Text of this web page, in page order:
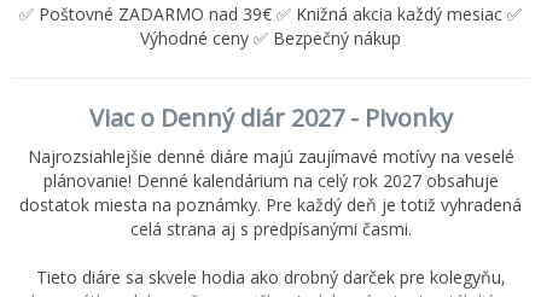
✅ Poštovné ZADARMO nad 39€ ✅ Knižná akcia každý mesiac ✅
Výhodné ceny ✅ Bezpečný nákup
Viac o Denný diár 2027 - Pivonky
Najrozsiahlejšie denné diáre majú zaujímavé motívy na veselé
plánovanie! Denné kalendárium na celý rok 2027 obsahuje
dostatok miesta na poznámky. Pre každý deň je totiž vyhradená
celá strana aj s predpísanými časmi.
Tieto diáre sa skvele hodia ako drobný darček pre kolegyňu,